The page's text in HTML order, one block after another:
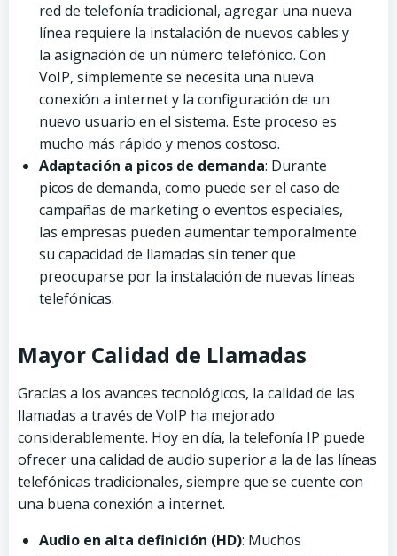
red de telefonía tradicional, agregar una nueva
línea requiere la instalación de nuevos cables y
la asignación de un número telefónico. Con
VoIP, simplemente se necesita una nueva
conexión a internet y la configuración de un
nuevo usuario en el sistema. Este proceso es
mucho más rápido y menos costoso.
Adaptación a picos de demanda: Durante
picos de demanda, como puede ser el caso de
campañas de marketing o eventos especiales,
las empresas pueden aumentar temporalmente
su capacidad de llamadas sin tener que
preocuparse por la instalación de nuevas líneas
telefónicas.
Mayor Calidad de Llamadas
Gracias a los avances tecnológicos, la calidad de las
llamadas a través de VoIP ha mejorado
considerablemente. Hoy en día, la telefonía IP puede
ofrecer una calidad de audio superior a la de las líneas
telefónicas tradicionales, siempre que se cuente con
una buena conexión a internet.
Audio en alta definición (HD): Muchos